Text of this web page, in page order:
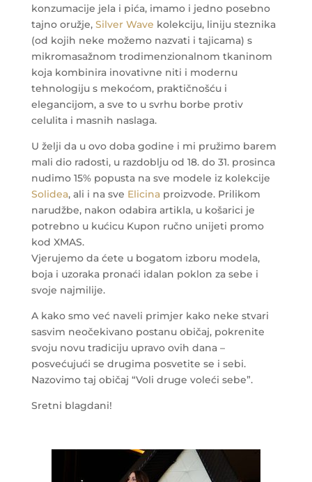
konzumacije jela i pića, imamo i jedno posebno
tajno oružje, Silver Wave kolekciju, liniju steznika
(od kojih neke možemo nazvati i tajicama) s
mikromasažnom trodimenzionalnom tkaninom
koja kombinira inovativne niti i modernu
tehnologiju s mekoćom, praktičnošću i
elegancijom, a sve to u svrhu borbe protiv
celulita i masnih naslaga.
U želji da u ovo doba godine i mi pružimo barem
mali dio radosti, u razdoblju od 18. do 31. prosinca
nudimo 15% popusta na sve modele iz kolekcije
Solidea, ali i na sve Elicinaproizvode. Prilikom
narudžbe, nakon odabira artikla, u košarici je
potrebno u kućicu Kupon ručno unijeti promo
kod XMAS.
Vjerujemo da ćete u bogatom izboru modela,
boja i uzoraka pronaći idalan poklon za sebe i
svoje najmilije.
A kako smo već naveli primjer kako neke stvari
sasvim neočekivano postanu običaj, pokrenite
svoju novu tradiciju upravo ovih dana –
posvećujući se drugima posvetite se i sebi.
Nazovimo taj običaj “Voli druge voleći sebe”.
Sretni blagdani!